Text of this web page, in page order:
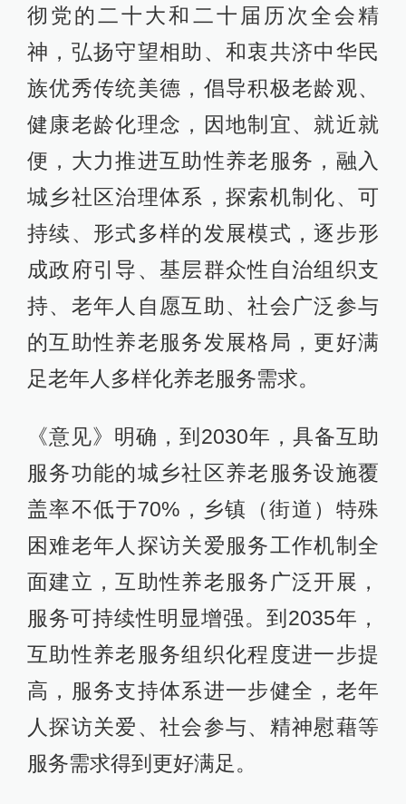
彻党的二十大和二十届历次全会精
神，弘扬守望相助、和衷共济中华民
族优秀传统美德，倡导积极老龄观、
健康老龄化理念，因地制宜、就近就
便，大力推进互助性养老服务，融入
城乡社区治理体系，探索机制化、可
持续、形式多样的发展模式，逐步形
成政府引导、基层群众性自治组织支
持、老年人自愿互助、社会广泛参与
的互助性养老服务发展格局，更好满
足老年人多样化养老服务需求。
《意见》明确，到2030年，具备互助
服务功能的城乡社区养老服务设施覆
盖率不低于70%，乡镇（街道）特殊
困难老年人探访关爱服务工作机制全
面建立，互助性养老服务广泛开展，
服务可持续性明显增强。到2035年，
互助性养老服务组织化程度进一步提
高，服务支持体系进一步健全，老年
人探访关爱、社会参与、精神慰藉等
服务需求得到更好满足。